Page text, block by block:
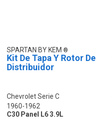
SPARTAN BY KEM
Kit De Tapa Y Rotor De
Distribuidor
Chevrolet Serie C
1960-1962
C30 Panel L6 3.9L